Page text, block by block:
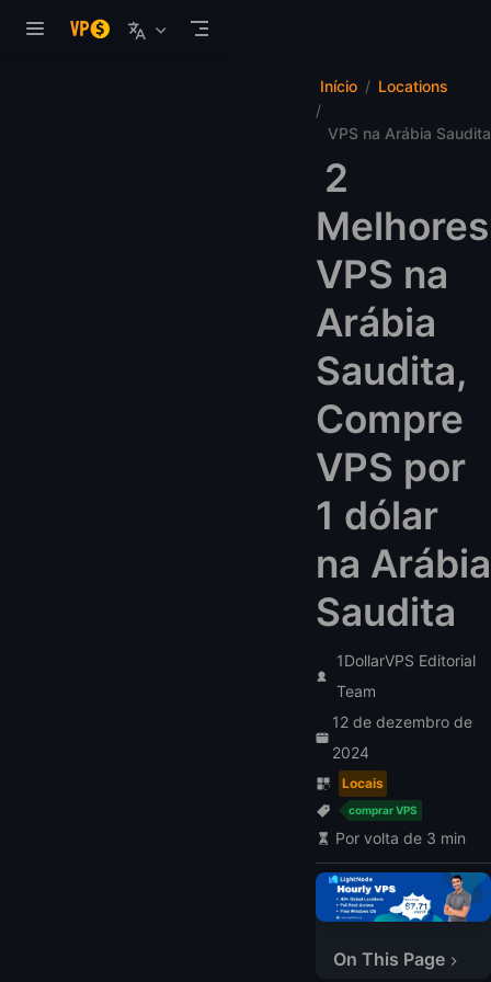
Início Locations
VPS na Arábia Saudita
2
Melhores
VPS na
Arábia
Saudita,
Compre
VPS por
1 dólar
na Arábia
Saudita
1DollarVPS Editorial
Team
12 de dezembro de
2024
Locais
comprar VPS
Por volta de 3 min
On This Page